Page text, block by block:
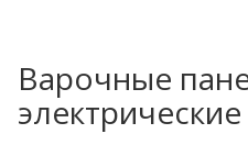
Варочные